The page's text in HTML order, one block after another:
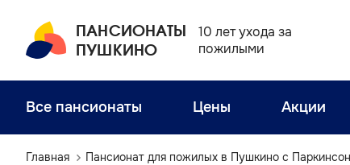
ПАНСИОНАТЫ
ПУШКИНО
10 лет ухода за
пожилыми
Все пансионаты Цены Акции
Главная Пансионат для пожилых в Пушкино с